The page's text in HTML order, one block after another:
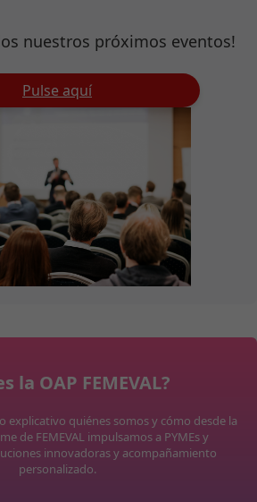
nuestros próximos eventos!
Pulse aquí
la OAP FEMEVAL?
explicativo quiénes somos y cómo desde la
de FEMEVAL impulsamos a PYMEs y
innovadoras y acompañamiento
personalizado.